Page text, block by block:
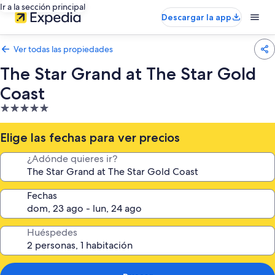
Ir a la sección principal
Descargar la app
Ver todas las propiedades
The Star Grand at The Star Gold
Coast
Propiedad
de
5.0
estrellas
Elige las fechas para ver precios
¿Adónde quieres ir?
Fechas
Huéspedes